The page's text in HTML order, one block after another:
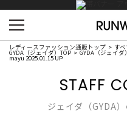
レディースファッション通販トップ す
GYDA（ジェイダ）TOP GYDA（ジェイ
mayu 2025.01.15 UP
STAFF
ジェイダ（GYDA